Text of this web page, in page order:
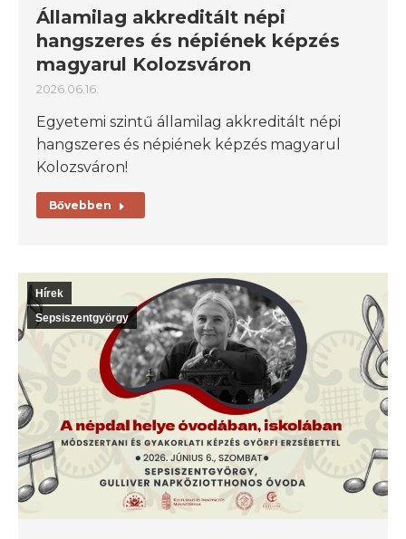
Államilag akkreditált népi
hangszeres és népiének képzés
magyarul Kolozsváron
2026.06.16.
Egyetemi szintű államilag akkreditált népi
hangszeres és népiének képzés magyarul
Kolozsváron!
Bővebben
Hírek
Sepsiszentgyörgy